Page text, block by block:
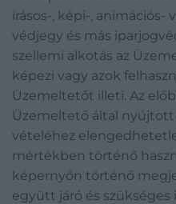
írásos-, képi-, animációs-
védjegy és más
szellemi alkotás az
képezi vagy azok
Üzemeltetőt illeti. Az
Üzemeltető által
vételéhez
mértékben történő
képernyőn történő
együtt járó és